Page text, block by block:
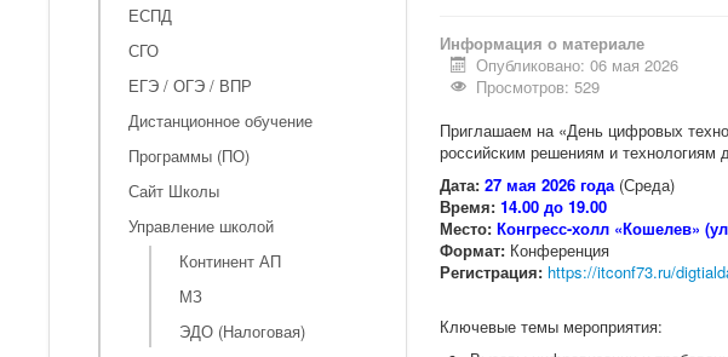
ЕСПД
СГО
ЕГЭ / ОГЭ / ВПР
Дистанционное обучение
Программы (ПО)
Сайт Школы
Управление школой
Континент АП
МЗ
ЭДО (Налоговая)
Информация о материале
Опубликовано: 06 мая 2026
Просмотров: 529
Приглашаем на «День цифровых
российским решениям и технологиям
Дата: 27 мая 2026 года(Среда)
Время: 14.00 до 19.00
Место: Конгресс-холл «Кошелев»
Формат:Конференция
Регистрация: https://itconf73.ru/
Ключевые темы мероприятия: